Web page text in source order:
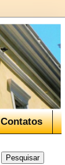
Contatos